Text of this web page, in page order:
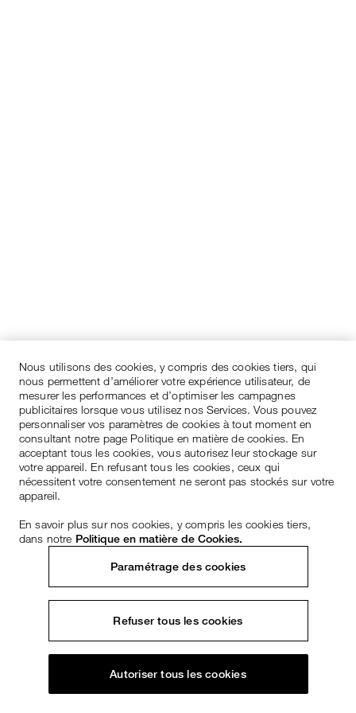
Nous utilisons des cookies, y compris des cookies tiers, qui
nous permettent d’améliorer votre expérience utilisateur, de
mesurer les performances et d’optimiser les campagnes
publicitaires lorsque vous utilisez nos Services. Vous pouvez
personnaliser vos paramètres de cookies à tout moment en
consultant notre page Politique en matière de cookies. En
acceptant tous les cookies, vous autorisez leur stockage sur
votre appareil. En refusant tous les cookies, ceux qui
nécessitent votre consentement ne seront pas stockés sur votre
appareil.
En savoir plus sur nos cookies, y compris les cookies tiers,
dans notre Politique en matière de Cookies.
Paramétrage des cookies
Refuser tous les cookies
Autoriser tous les cookies